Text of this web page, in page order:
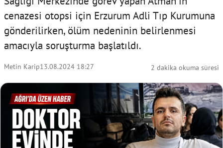
cenazesi otopsi için Erzurum Adli Tıp Kurumuna
gönderilirken, ölüm nedeninin belirlenmesi
amacıyla soruşturma başlatıldı.
Metin Karip13.08.2024 18:27 2 dakika okuma süresi